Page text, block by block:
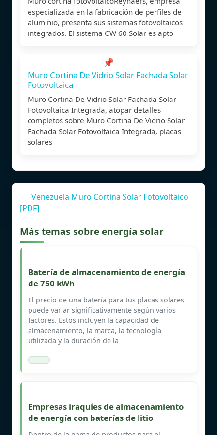
especializada en la fabricación de perfiles de
aluminio, presenta sus sistemas fotovoltaicos
integrados. El sistema CW 60 Solar es apto
📌
Muro Cortina De Vidrio Solar Fachada Solar
Fotovoltaica
Muro Cortina De Vidrio Solar Fachada Solar
Fotovoltaica Integrada, atopar detalles
completos sobre Muro Cortina De Vidrio Solar
Fachada Solar Fotovoltaica Integrada, placas
solares
Venezuela Muro Cortina Solar Fotovoltaico
[PDF]
Más temas sobre energía solar
Batería de almacenamiento de energía
de 750 kWh
El precio de una batería para tus placas solares
puede variar significativamente según varios
factores. Estos incluyen la capacidad de
almacenamiento, la marca, la tecnología
utilizada y la duración de la
Empresas iraquíes de almacenamiento
de energía con baterías de litio